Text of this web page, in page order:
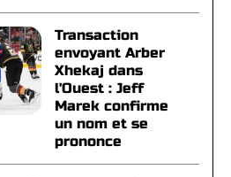
Transaction
envoyant Arber
Xhekaj dans
l'Ouest : Jeff
Marek confirme
un nom et se
prononce